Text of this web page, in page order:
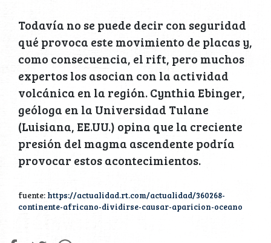
Todavía no se puede decir con seguridad
qué provoca este movimiento de placas y,
como consecuencia, el rift, pero muchos
expertos los asocian con la actividad
volcánica en la región. Cynthia Ebinger,
geóloga en la Universidad Tulane
(Luisiana, EE.UU.) opina que la creciente
presión del magma ascendente podría
provocar estos acontecimientos.
fuente: https://actualidad.rt.com/actualidad/360268-
continente-africano-dividirse-causar-aparicion-oceano